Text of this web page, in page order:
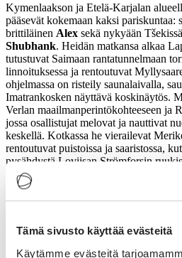
Tämä sivusto käyttää evästeitä
Käytämme evästeitä
Kymenlaakson ja Etelä-Karjalan
pääsevät kokemaan kaksi pariskuntaa:
brittiläinen Alex sekä nykyään
Shubhank. Heidän matkansa alkaa
tutustuvat Saimaan rantatunnelmaan
linnoituksessa ja rentoutuvat
ohjelmassa on risteily saunalaivalla,
Imatrankosken näyttävä koskinäytös.
Verlan maailmanperintökohteeseen ja
jossa osallistujat melovat ja nauttivat
keskellä. Kotkassa he vierailevat
rentoutuvat puistoissa ja saaristossa,
pysähdystä Loviisan Strömforsin
Helsinkiin.
Näkyvyyttä maailmanlaajuisesti
näkyvyyttä. Mahdollisuudesta
kirjoitettu jo lähes 300 artikkelia, ja se